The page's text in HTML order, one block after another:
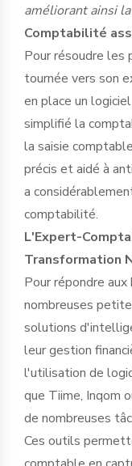
améliorant ainsi
Comptabilité
Pour résoudre les
tournée vers son
en place un
simplifié la
la saisie
précis et aidé à
a
comptabilité.
L'Expert-
Transformation
Pour répondre
nombreuses
solutions
leur gestion
l'utilisation de
que Tiime, Inqom
de nombreuses
Ces outils